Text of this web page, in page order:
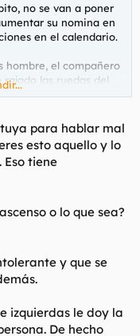
no se van a poner
su nomina en
en el calendario.
hombre, el compañero
rajado las ruedas del
perreria asi y no
para hablar mal
esto aquello y lo
Eso tiene
o lo que sea?
y que se
izquierdas le doy la
De hecho